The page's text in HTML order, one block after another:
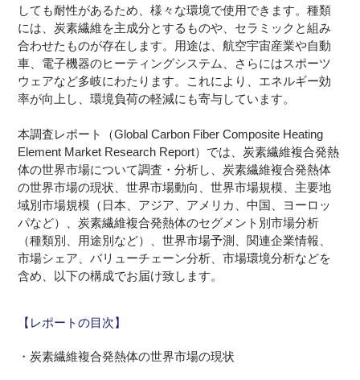
しても耐性があるため、様々な環境で使用できます。種類
には、炭素繊維を主成分とするものや、セラミックと組み
合わせたものが存在します。用途は、航空宇宙産業や自動
車、電子機器のヒーティングシステム、さらにはスポーツ
ウェアなど多岐にわたります。これにより、エネルギー効
率が向上し、環境負荷の軽減にも寄与しています。
本調査レポート（Global Carbon Fiber Composite Heating
Element Market Research Report）では、炭素繊維複合発熱
体の世界市場について調査・分析し、炭素繊維複合発熱体
の世界市場の現状、世界市場動向、世界市場規模、主要地
域別市場規模（日本、アジア、アメリカ、中国、ヨーロッ
パなど）、炭素繊維複合発熱体のセグメント別市場分析
（種類別、用途別など）、世界市場予測、関連企業情報、
市場シェア、バリューチェーン分析、市場環境分析などを
含め、以下の構成でお届け致します。
【レポートの目次】
・炭素繊維複合発熱体の世界市場の現状